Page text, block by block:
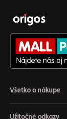
Všetko o nákupe
Užitočné odkazy